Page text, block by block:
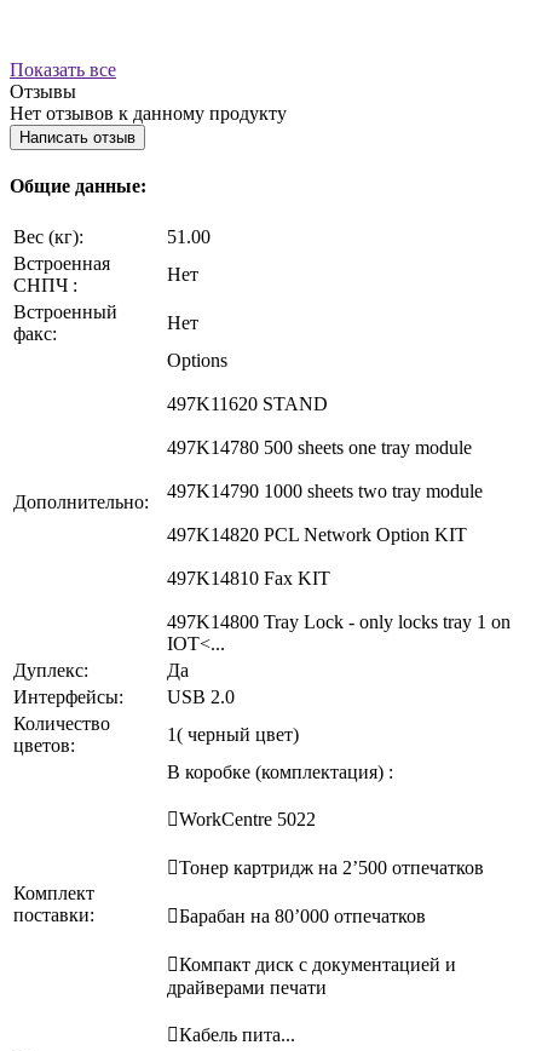
Показать все
Отзывы
Нет отзывов к данному продукту
Написать отзыв
Общие данные:
Вес (кг):
51.00
Встроенная
СНПЧ :
Нет
Встроенный
факс:
Нет
Дополнительно:
Options
497K11620 STAND
497K14780 500 sheets one tray module
497K14790 1000 sheets two tray module
497K14820 PCL Network Option KIT
497K14810 Fax KIT
497K14800 Tray Lock - only locks tray 1 on
IOT<...
Дуплекс:
Да
Интерфейсы:
USB 2.0
Количество
цветов:
1( черный цвет)
Комплект
поставки:
В коробке (комплектация) :
WorkCentre 5022
Тонер картридж на 2’500 отпечатков
Барабан на 80’000 отпечатков
Компакт диск с документацией и
драйверами печати
Кабель пита...